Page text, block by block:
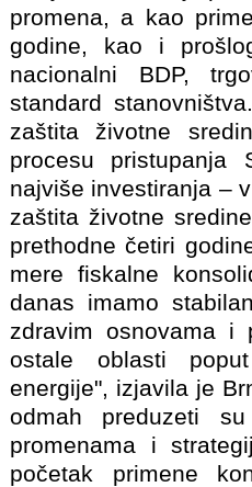
promena, a kao
godine, kao i
nacionalni BDP,
standard
zaštita životne
procesu
najviše investiranja –
zaštita životne
prethodne četiri
mere fiskalne
danas imamo
zdravim osnovama
ostale oblasti
energije", izjavila je
odmah preduzeti
promenama i
početak primene